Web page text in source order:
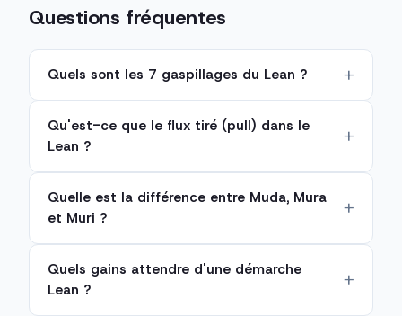
Questions fréquentes
Quels sont les 7 gaspillages du Lean ?
Qu'est-ce que le flux tiré (pull) dans le
Lean ?
Quelle est la différence entre Muda, Mura
et Muri ?
Quels gains attendre d'une démarche
Lean ?